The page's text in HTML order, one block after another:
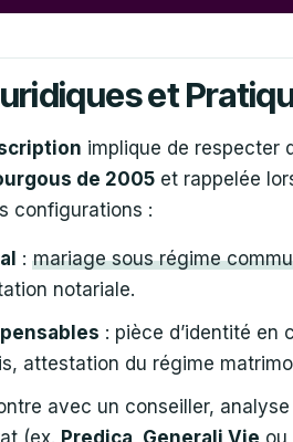
et
implique de respecter
de 2005 et rappelée
configurations :
: mariage sous régime
notariale.
: pièce d’identité
attestation du régime
avec un conseiller,
(ex. Predica, Generali Vie ou